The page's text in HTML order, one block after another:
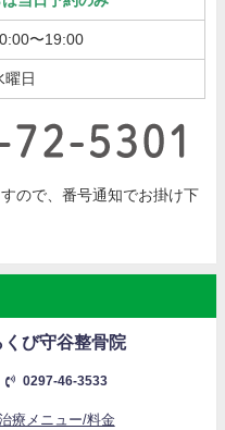
〜19:00
曜日
ので、番号通知でお掛け下
くび守谷整骨院
0297-46-3533
療メニュー/料金